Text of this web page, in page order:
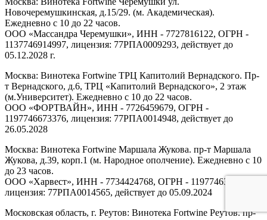
Новочеремушкинская, д.15/29. (м. Академическая).
Ежедневно с 10 до 22 часов.
ООО «Массандра Черемушки», ИНН - 7727816122, ОГРН -
1137746914997, лицензия: 77РПА0009293, действует до
05.12.2028 г.
Москва: Винотека Fortwine ТРЦ Капитолий Вернадского. Пр-
т Вернадского, д.6, ТРЦ «Капитолий Вернадского», 2 этаж
(м.Университет). Ежедневно с 10 до 22 часов.
ООО «ФОРТВАЙН», ИНН - 7726459679, ОГРН -
1197746673376, лицензия: 77РПА0014948, действует до
26.05.2028
Москва: Винотека Fortwine Маршала Жукова. пр-т Маршала
Жукова, д.39, корп.1 (м. Народное ополчение). Ежедневно с 10
до 23 часов.
ООО «Харвест», ИНН - 7734424768, ОГРН - 1197746303567,
лицензия: 77РПА0014565, действует до 05.09.2024
Московская область, г. Реутов: Винотека Fortwine Реутов. пр-